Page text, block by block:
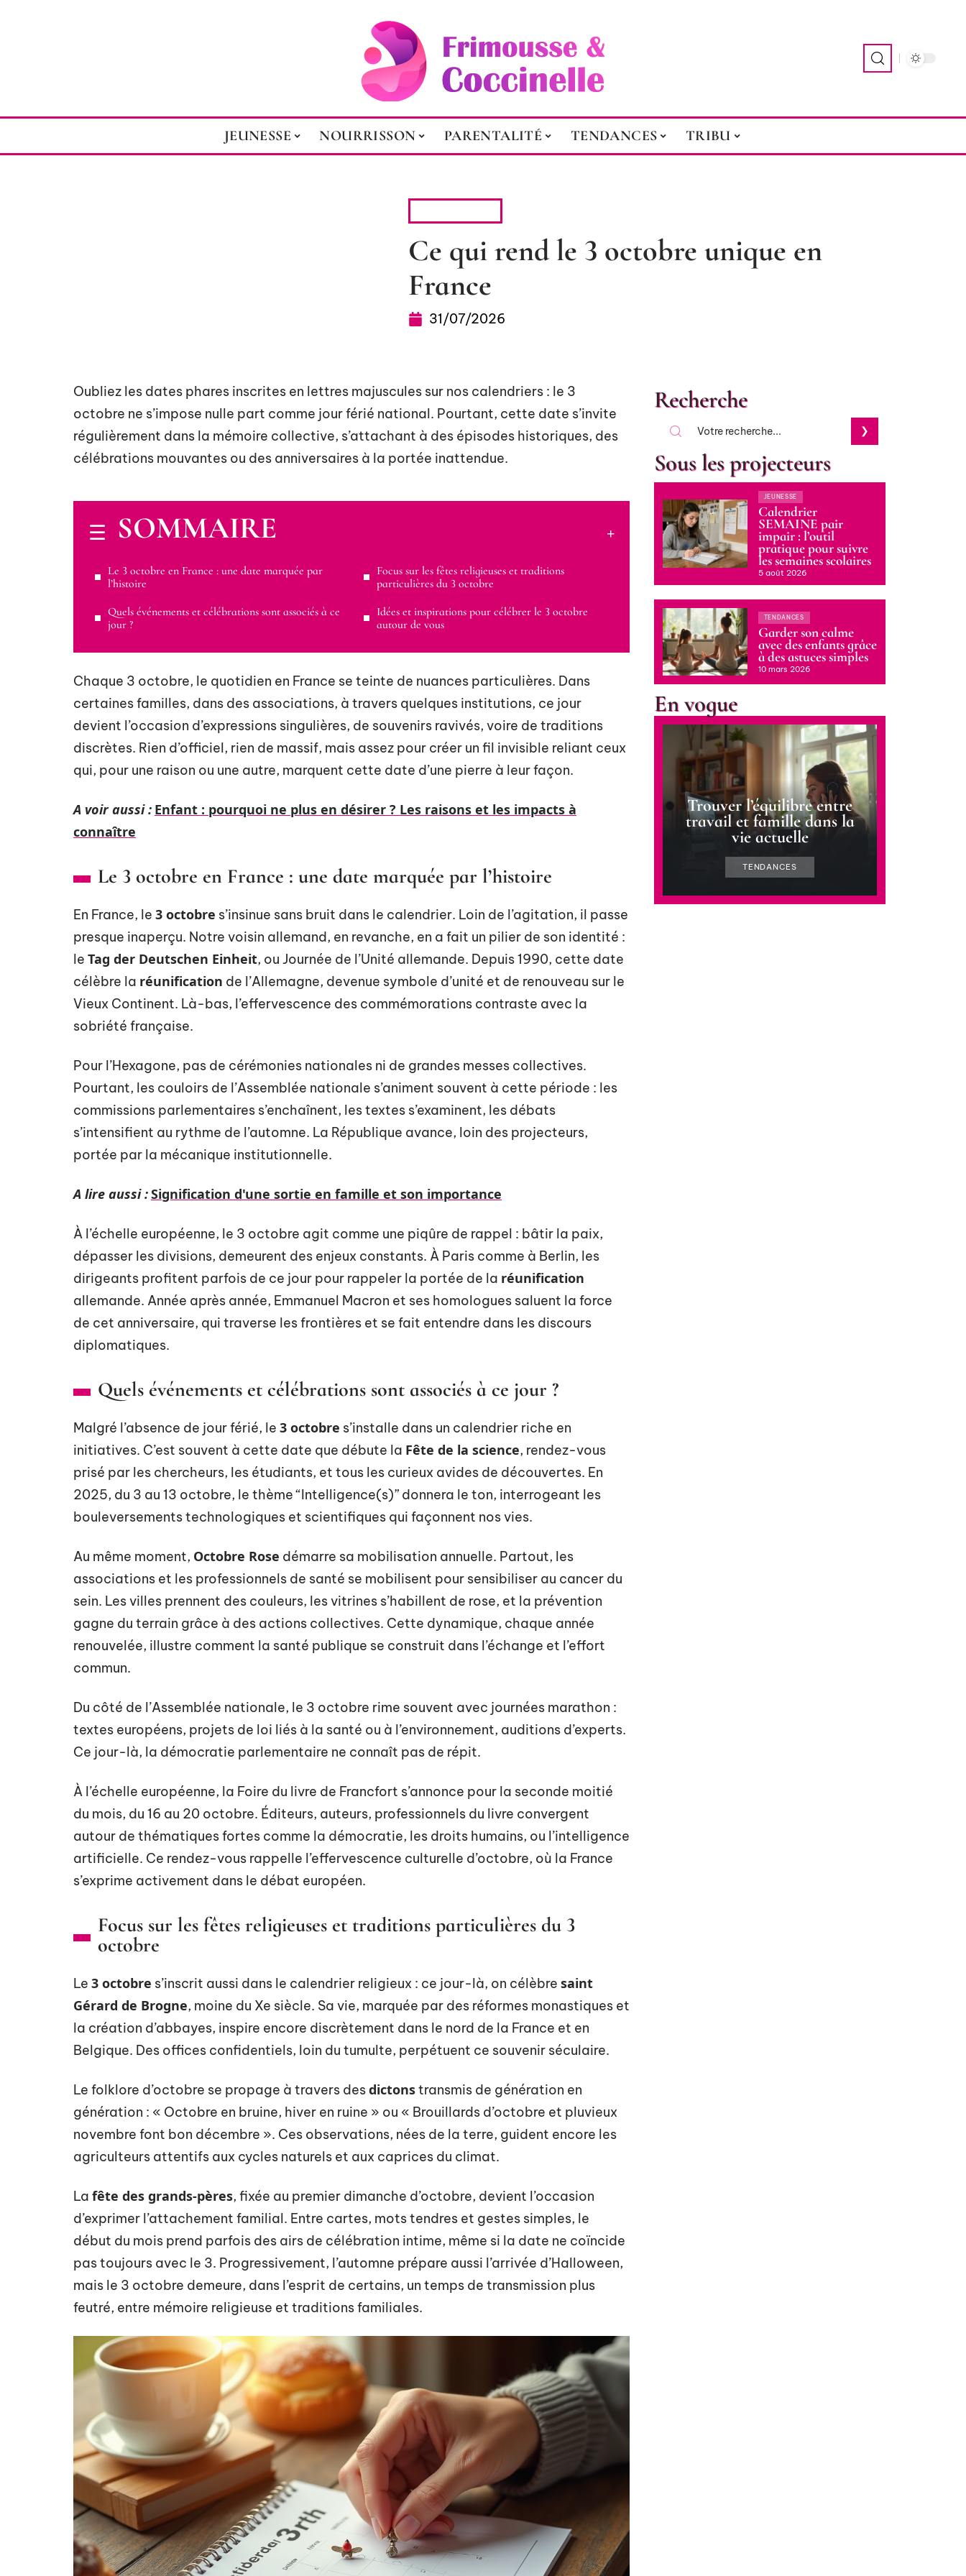
JEUNESSE NOURRISSON PARENTALITÉ TENDANCES TRIBU
Ce qui rend le 3 octobre unique en
France
31/07/2026
Oubliez les dates phares inscrites en lettres majuscules sur nos calendriers : le 3
octobre ne s’impose nulle part comme jour férié national. Pourtant, cette date s’invite
régulièrement dans la mémoire collective, s’attachant à des épisodes historiques, des
célébrations mouvantes ou des anniversaires à la portée inattendue.
SOMMAIRE
Le 3 octobre en France : une date marquée par
l’histoire
Quels événements et célébrations sont associés à ce
jour ?
Focus sur les fêtes religieuses et traditions
particulières du 3 octobre
Idées et inspirations pour célébrer le 3 octobre
autour de vous
Chaque 3 octobre, le quotidien en France se teinte de nuances particulières. Dans
certaines familles, dans des associations, à travers quelques institutions, ce jour
devient l’occasion d’expressions singulières, de souvenirs ravivés, voire de traditions
discrètes. Rien d’officiel, rien de massif, mais assez pour créer un fil invisible reliant ceux
qui, pour une raison ou une autre, marquent cette date d’une pierre à leur façon.
A voir aussi : Enfant : pourquoi ne plus en désirer ? Les raisons et les impacts à
connaître
Le 3 octobre en France : une date marquée par l’histoire
En France, le 3 octobre s’insinue sans bruit dans le calendrier. Loin de l’agitation, il passe
presque inaperçu. Notre voisin allemand, en revanche, en a fait un pilier de son identité :
le Tag der Deutschen Einheit, ou Journée de l’Unité allemande. Depuis 1990, cette date
célèbre la réunification de l’Allemagne, devenue symbole d’unité et de renouveau sur le
Vieux Continent. Là-bas, l’effervescence des commémorations contraste avec la
sobriété française.
Pour l’Hexagone, pas de cérémonies nationales ni de grandes messes collectives.
Pourtant, les couloirs de l’Assemblée nationale s’animent souvent à cette période : les
commissions parlementaires s’enchaînent, les textes s’examinent, les débats
s’intensifient au rythme de l’automne. La République avance, loin des projecteurs,
portée par la mécanique institutionnelle.
A lire aussi :Signification d'une sortie en famille et son importance
À l’échelle européenne, le 3 octobre agit comme une piqûre de rappel : bâtir la paix,
dépasser les divisions, demeurent des enjeux constants. À Paris comme à Berlin, les
dirigeants profitent parfois de ce jour pour rappeler la portée de la réunification
allemande. Année après année, Emmanuel Macron et ses homologues saluent la force
de cet anniversaire, qui traverse les frontières et se fait entendre dans les discours
diplomatiques.
Quels événements et célébrations sont associés à ce jour ?
Malgré l’absence de jour férié, le 3 octobre s’installe dans un calendrier riche en
initiatives. C’est souvent à cette date que débute la Fête de la science, rendez-vous
prisé par les chercheurs, les étudiants, et tous les curieux avides de découvertes. En
2025, du 3 au 13 octobre, le thème “Intelligence(s)” donnera le ton, interrogeant les
bouleversements technologiques et scientifiques qui façonnent nos vies.
Au même moment, Octobre Rose démarre sa mobilisation annuelle. Partout, les
associations et les professionnels de santé se mobilisent pour sensibiliser au cancer du
sein. Les villes prennent des couleurs, les vitrines s’habillent de rose, et la prévention
gagne du terrain grâce à des actions collectives. Cette dynamique, chaque année
renouvelée, illustre comment la santé publique se construit dans l’échange et l’effort
commun.
Du côté de l’Assemblée nationale, le 3 octobre rime souvent avec journées marathon :
textes européens, projets de loi liés à la santé ou à l’environnement, auditions d’experts.
Ce jour-là, la démocratie parlementaire ne connaît pas de répit.
À l’échelle européenne, la Foire du livre de Francfort s’annonce pour la seconde moitié
du mois, du 16 au 20 octobre. Éditeurs, auteurs, professionnels du livre convergent
autour de thématiques fortes comme la démocratie, les droits humains, ou l’intelligence
artificielle. Ce rendez-vous rappelle l’effervescence culturelle d’octobre, où la France
s’exprime activement dans le débat européen.
Focus sur les fêtes religieuses et traditions particulières du 3
octobre
Le 3 octobre s’inscrit aussi dans le calendrier religieux : ce jour-là, on célèbre saint
Gérard de Brogne, moine du Xe siècle. Sa vie, marquée par des réformes monastiques et
la création d’abbayes, inspire encore discrètement dans le nord de la France et en
Belgique. Des offices confidentiels, loin du tumulte, perpétuent ce souvenir séculaire.
Le folklore d’octobre se propage à travers desdictonstransmis de génération en
génération : « Octobre en bruine, hiver en ruine » ou « Brouillards d’octobre et pluvieux
novembre font bon décembre ». Ces observations, nées de la terre, guident encore les
agriculteurs attentifs aux cycles naturels et aux caprices du climat.
La fête des grands-pères, fixée au premier dimanche d’octobre, devient l’occasion
d’exprimer l’attachement familial. Entre cartes, mots tendres et gestes simples, le
début du mois prend parfois des airs de célébration intime, même si la date ne coïncide
pas toujours avec le 3. Progressivement, l’automne prépare aussi l’arrivée d’Halloween,
mais le 3 octobre demeure, dans l’esprit de certains, un temps de transmission plus
feutré, entre mémoire religieuse et traditions familiales.
Recherche
Sous les projecteurs
JEUNESSE
Calendrier
SEMAINE pair
impair : l’outil
pratique pour suivre
les semaines scolaires
5 août 2026
TENDANCES
Garder son calme
avec des enfants grâce
à des astuces simples
10 mars 2026
En vogue
Trouver l’équilibre entre
travail et famille dans la
vie actuelle
TENDANCES